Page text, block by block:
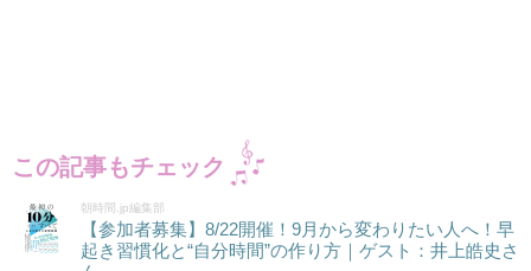
この記事もチェック
朝時間.jp編集部
【参加者募集】8/22開催！9月から変わりたい人へ！早
起き習慣化と“自分時間”の作り方｜ゲスト：井上皓史さ